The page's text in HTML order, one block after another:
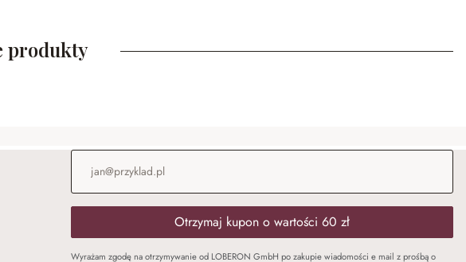
produkty
Adres e-mail
Otrzymaj kupon o wartości 60 zł
Wyrażam zgodę na otrzymywanie od LOBERON GmbH po zakupie wiadomości e mail z prośbą o